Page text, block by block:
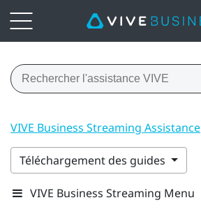
VIVE Business Streaming Assistance
Téléchargement des guides
VIVE Business Streaming Menu